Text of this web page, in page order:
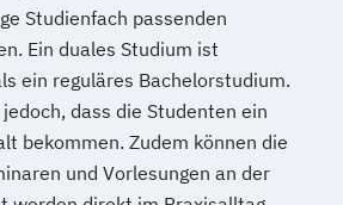
Studienfach passenden
Ein duales Studium ist
ein reguläres Bachelorstudium.
dass die Studenten ein
bekommen. Zudem können die
und Vorlesungen an der